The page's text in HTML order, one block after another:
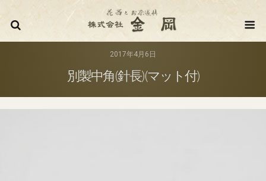
株式
2017年4月6日
別製中角(針長)(マット付)